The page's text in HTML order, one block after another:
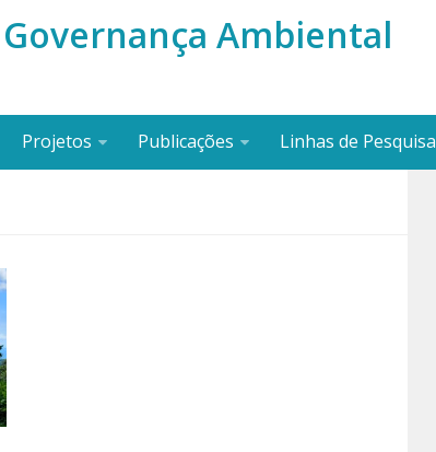
Governança Ambiental
Projetos Publicações Linhas de Pesquisa